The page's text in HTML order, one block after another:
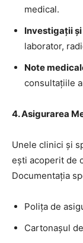
medical.
Investigații
laborator,
Note
consultațiile
4. Asigurarea
Unele clinici și
ești acoperit de
Documentația
Polița de
Cartonașul